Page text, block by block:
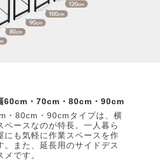
60cm・70cm・80cm・90cm
・80cm・90cmタイプは、横
ペースなのが特長。一人暮ら
にも気軽に作業スペースを作
。また、延長用のサイドデス
です。